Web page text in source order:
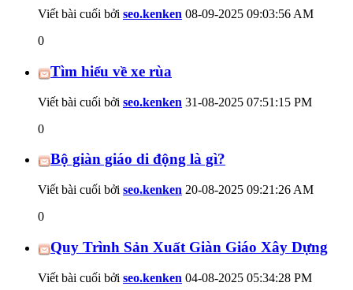
Viết bài cuối bởi seo.kenken 08-09-2025 09:03:56 AM
0
Tìm hiểu về xe rùa
Viết bài cuối bởi seo.kenken 31-08-2025 07:51:15 PM
0
Bộ giàn giáo di động là gì?
Viết bài cuối bởi seo.kenken 20-08-2025 09:21:26 AM
0
Quy Trình Sản Xuất Giàn Giáo Xây Dựng
Viết bài cuối bởi seo.kenken 04-08-2025 05:34:28 PM